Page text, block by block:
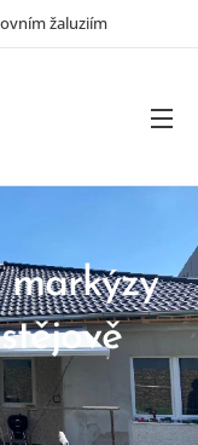
žaluziím